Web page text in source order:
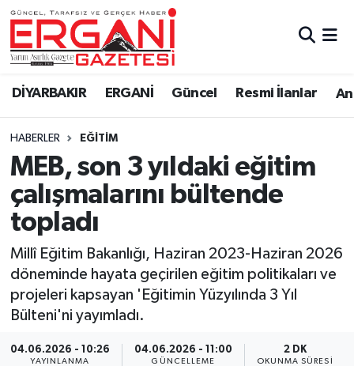
DİYARBAKIR ERGANİ Güncel Resmi İlanlar
HABERLER EĞITIM
MEB, son 3 yıldaki eğitim
çalışmalarını bültende
topladı
Millî Eğitim Bakanlığı, Haziran 2023-Haziran 2026
döneminde hayata geçirilen eğitim politikaları ve
projeleri kapsayan 'Eğitimin Yüzyılında 3 Yıl
Bülteni'ni yayımladı.
04.06.2026 - 10:26
YAYINLANMA
04.06.2026 - 11:00
GÜNCELLEME
2 DK
OKUNMA SÜRESI
DİYARBAKIR
BİSMİL
BAĞLAR
ERGANİ
Güncel
Eği̇ti̇m
Resmi İlanlar
Sağlık
Si̇yaset
Spor
Ergani Nöbetçi Eczaneler
Ergani Hava Durumu
Ergani Trafik Yoğunluk Haritası
Süper Lig Puan Durumu ve Fikstür
Tüm Manşetler
Son Dakika Haberleri
Haber Arşivi